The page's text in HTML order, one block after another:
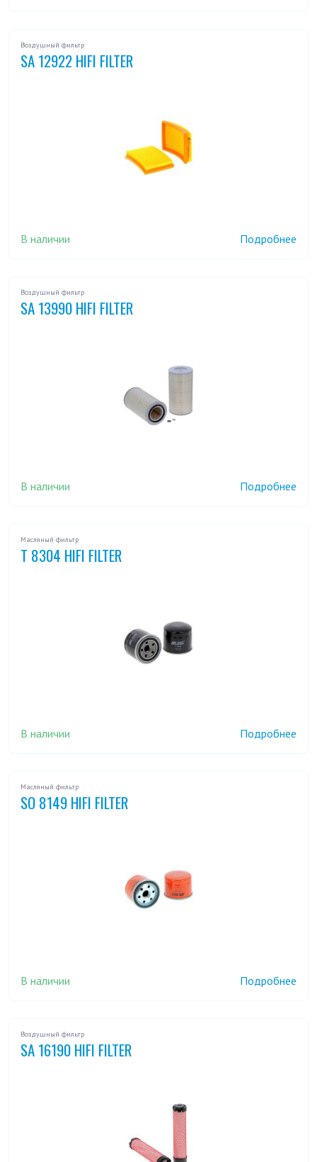
Воздушный фильтр
SA 12922 HIFI FILTER
В наличии Подробнее
Воздушный фильтр
SA 13990 HIFI FILTER
В наличии Подробнее
Масляный фильтр
T 8304 HIFI FILTER
В наличии Подробнее
Масляный фильтр
SO 8149 HIFI FILTER
В наличии Подробнее
Воздушный фильтр
SA 16190 HIFI FILTER